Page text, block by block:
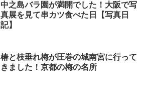
中之島バラ園が満開でした！大阪で写
真展を見て串カツ食べた日【写真日
記】
椿と枝垂れ梅が圧巻の城南宮に行って
きました！京都の梅の名所